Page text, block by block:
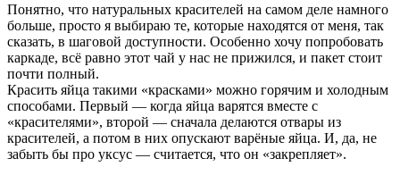
Понятно, что натуральных красителей на самом деле намного
больше, просто я выбираю те, которые находятся от меня, так
сказать, в шаговой доступности. Особенно хочу попробовать
каркаде, всё равно этот чай у нас не прижился, и пакет стоит
почти полный.
Красить яйца такими «красками» можно горячим и холодным
способами. Первый — когда яйца варятся вместе с
«красителями», второй — сначала делаются отвары из
красителей, а потом в них опускают варёные яйца. И, да, не
забыть бы про уксус — считается, что он «закрепляет».